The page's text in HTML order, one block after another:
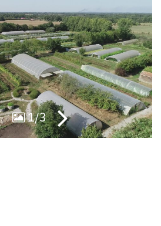
05
51
52
bio
1/3